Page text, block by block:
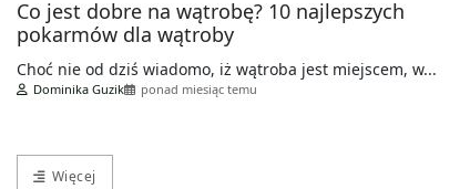
Co jest dobre na wątrobę? 10 najlepszych
pokarmów dla wątroby
Choć nie od dziś wiadomo, iż wątroba jest miejscem, w...
Dominika Guzik ponad miesiąc temu
Więcej